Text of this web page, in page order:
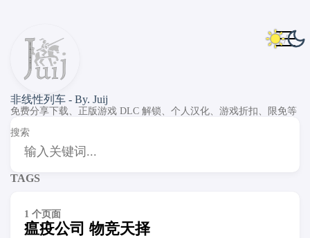
非线性列车 - By. Juij
免费分享下载、正版游戏 DLC 解锁、个人汉化、游戏折扣、限免等
搜索
TAGS
1 个页面
瘟疫公司 物竞天择